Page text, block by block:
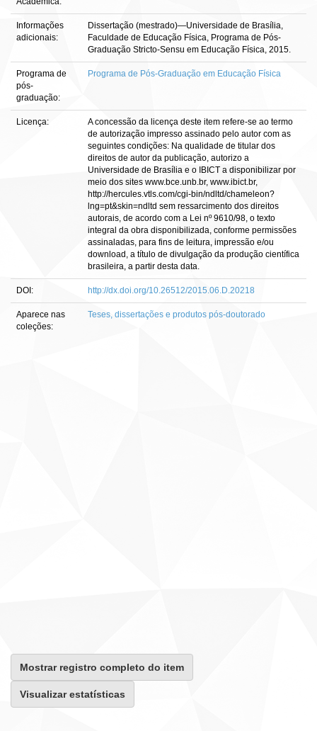
Informações
adicionais:
Dissertação (mestrado)—Universidade de Brasília,
Faculdade de Educação Física, Programa de Pós-
Graduação Stricto-Sensu em Educação Física, 2015.
Programa de
pós-
graduação:
Programa de Pós-Graduação em Educação Física
Licença:
A concessão da licença deste item refere-se ao termo
de autorização impresso assinado pelo autor com as
seguintes condições: Na qualidade de titular dos
direitos de autor da publicação, autorizo a
Universidade de Brasília e o IBICT a disponibilizar por
meio dos sites www.bce.unb.br, www.ibict.br,
http://hercules.vtls.com/cgi-bin/ndltd/chameleon?
lng=pt&skin=ndltd sem ressarcimento dos direitos
autorais, de acordo com a Lei nº 9610/98, o texto
integral da obra disponibilizada, conforme permissões
assinaladas, para fins de leitura, impressão e/ou
download, a título de divulgação da produção científica
brasileira, a partir desta data.
DOI: http://dx.doi.org/10.26512/2015.06.D.20218
Aparece nas
coleções:
Teses, dissertações e produtos pós-doutorado
Mostrar registro completo do item
Visualizar estatísticas